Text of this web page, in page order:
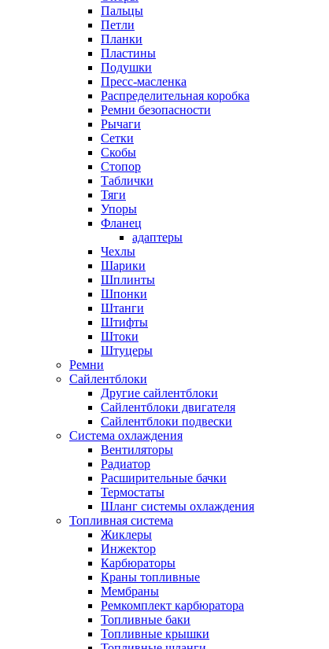
Пальцы
Петли
Планки
Пластины
Подушки
Пресс-масленка
Распределительная коробка
Ремни безопасности
Рычаги
Сетки
Скобы
Стопор
Таблички
Тяги
Упоры
Фланец
адаптеры
Чехлы
Шарики
Шплинты
Шпонки
Штанги
Штифты
Штоки
Штуцеры
Ремни
Сайлентблоки
Другие сайлентблоки
Сайлентблоки двигателя
Сайлентблоки подвески
Система охлаждения
Вентиляторы
Радиатор
Расширительные бачки
Термостаты
Шланг системы охлаждения
Топливная система
Жиклеры
Инжектор
Карбюраторы
Краны топливные
Мембраны
Ремкомплект карбюратора
Топливные баки
Топливные крышки